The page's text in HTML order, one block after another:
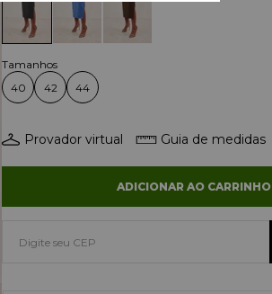
40 42 44
Provador virtual Guia de medidas
ADICIONAR AO CARRINHO